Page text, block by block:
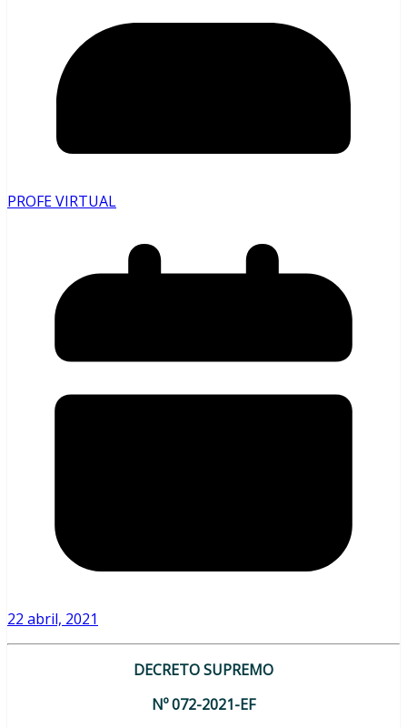
PROFE VIRTUAL
22 abril, 2021
DECRETO SUPREMO
Nº 072-2021-EF